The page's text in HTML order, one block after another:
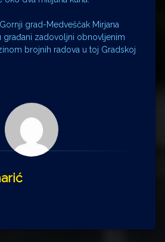
grad-Medveščak Mirjana
građani zadovoljni obnovljenim
brojnih radova u toj Gradskoj